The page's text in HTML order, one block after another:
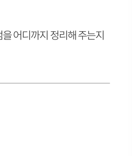
어디까지 정리해 주는지